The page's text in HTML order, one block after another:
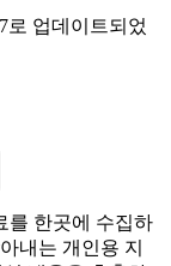
로 업데이트되었
를 한곳에 수집하
내는 개인용 지